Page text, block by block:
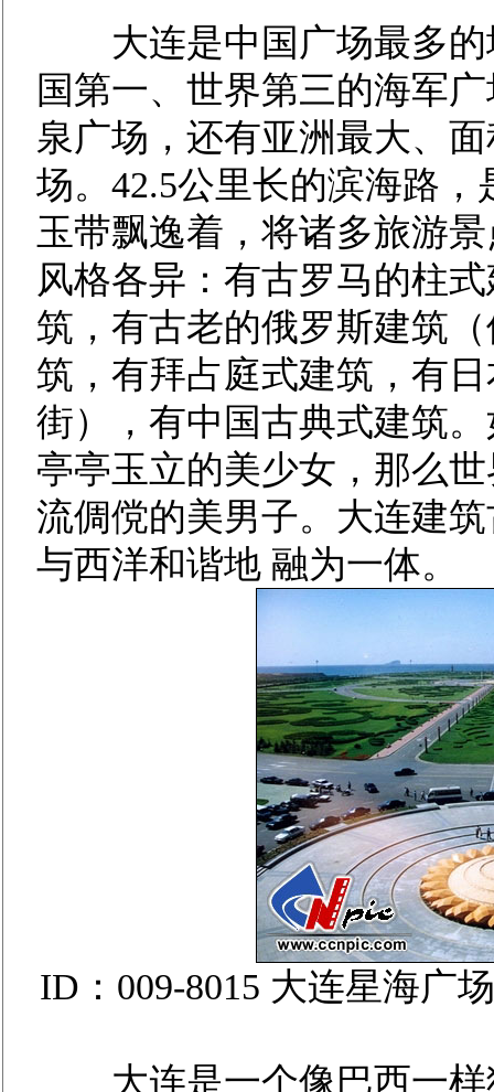
大连是中国广场最多的
国第一、世界第三的海军
泉广场，还有亚洲最大、
场。42.5公里长的滨海路
玉带飘逸着，将诸多旅游
风格各异：有古罗马的柱
筑，有古老的俄罗斯建筑
筑，有拜占庭式建筑，有
街），有中国古典式建筑
亭亭玉立的美少女，那么
流倜傥的美男子。大连建
与西洋和谐地 融为一体。
ID：009-8015 大连星海
大连是一个像巴西一样